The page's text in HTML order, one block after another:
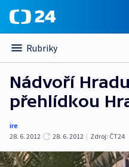
Rubriky
Nádvoří
přehlídkou
ire
28. 6. 2012
28. 6. 2012 | Zdroj: ČT24